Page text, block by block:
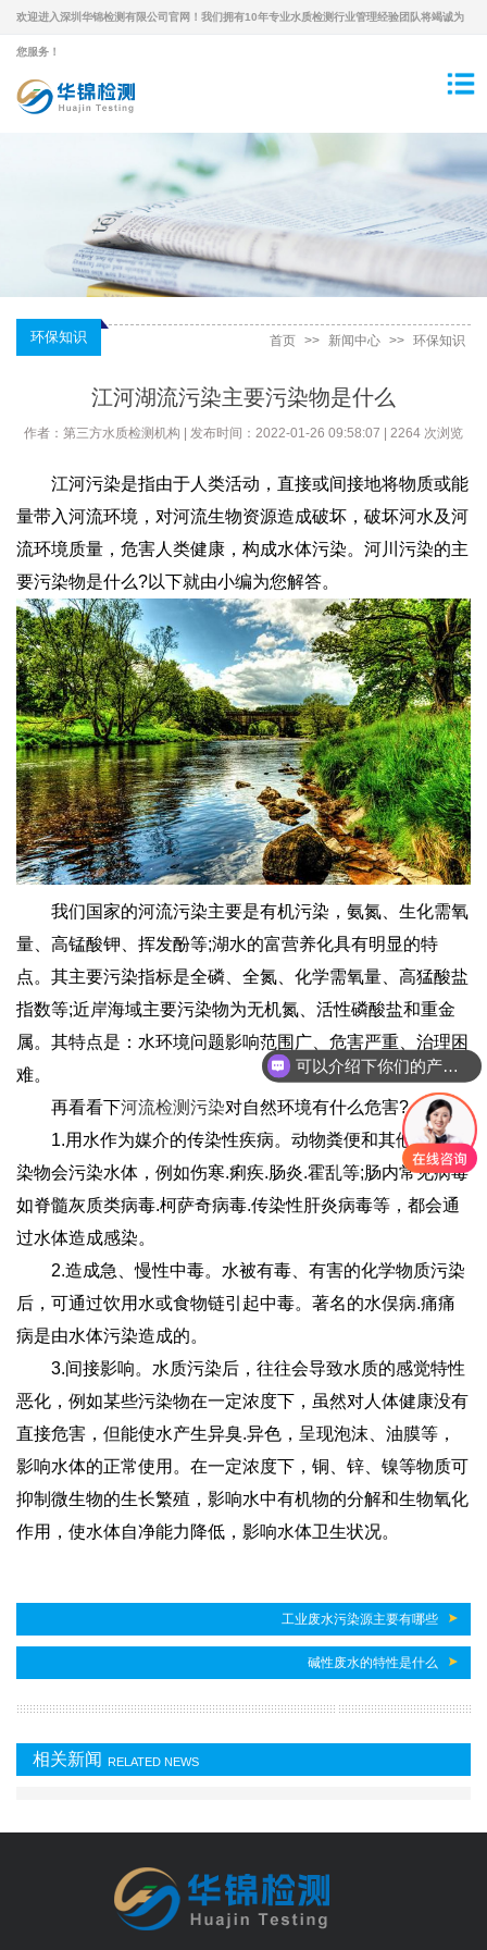
欢迎进入深圳华锦检测有限公司官网！我们拥有10年专业水质检测行业管理经验团队将竭诚为
您服务！
环保知识 首页 >> 新闻中心 >> 环保知识
江河湖流污染主要污染物是什么
作者：第三方水质检测机构 | 发布时间：2022-01-26 09:58:07 | 2264 次浏览
江河污染是指由于人类活动，直接或间接地将物质或能
量带入河流环境，对河流生物资源造成破坏，破坏河水及河
流环境质量，危害人类健康，构成水体污染。河川污染的主
要污染物是什么?以下就由小编为您解答。
我们国家的河流污染主要是有机污染，氨氮、生化需氧
量、高锰酸钾、挥发酚等;湖水的富营养化具有明显的特
点。其主要污染指标是全磷、全氮、化学需氧量、高猛酸盐
指数等;近岸海域主要污染物为无机氮、活性磷酸盐和重金
属。其特点是：水环境问题影响范围广、危害严重、治理困
难。
再看看下河流检测污染对自然环境有什么危害?
1.用水作为媒介的传染性疾病。动物粪便和其他生物污
染物会污染水体，例如伤寒.痢疾.肠炎.霍乱等;肠内常见病毒
如脊髓灰质类病毒.柯萨奇病毒.传染性肝炎病毒等，都会通
过水体造成感染。
2.造成急、慢性中毒。水被有毒、有害的化学物质污染
后，可通过饮用水或食物链引起中毒。著名的水俣病.痛痛
病是由水体污染造成的。
3.间接影响。水质污染后，往往会导致水质的感觉特性
恶化，例如某些污染物在一定浓度下，虽然对人体健康没有
直接危害，但能使水产生异臭.异色，呈现泡沫、油膜等，
影响水体的正常使用。在一定浓度下，铜、锌、镍等物质可
抑制微生物的生长繁殖，影响水中有机物的分解和生物氧化
作用，使水体自净能力降低，影响水体卫生状况。
工业废水污染源主要有哪些
碱性废水的特性是什么
相关新闻 RELATED NEWS
可以介绍下你们的产品么